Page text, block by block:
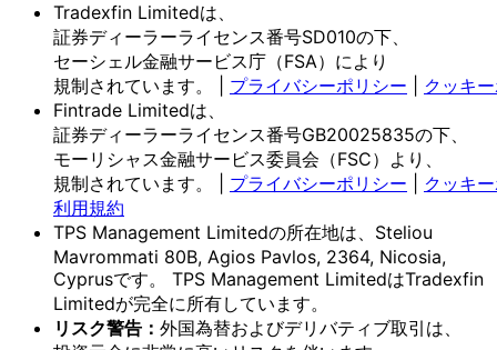
Tradexfin Limitedは、
証券ディーラーライセンス番号SD010の下、
セーシェル金融サービス庁 （FSA）により
規制されています。
プライバシーポリシー
クッキ
Fintrade Limitedは、
証券ディーラーライセンス番号GB20025835の下、
モーリシャス金融サービス委員会 （FSC）より、
規制されています。
プライバシーポリシー
クッキ
利用規約
TPS Management Limitedの所在地は、 Steliou
Mavrommati 80B, Agios Pavlos, 2364, Nicosia,
Cyprusです。
TPS Management LimitedはTradexfin
Limitedが完全に所有しています。
リスク警告： 外国為替およびデリバティブ取引は、